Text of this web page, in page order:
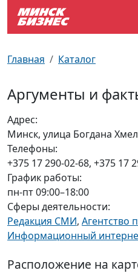
Главная Каталог
Аргументы и
Адрес:
Минск, улица Богдана
Телефоны:
+375 17 290-02-68, +375 17
График работы:
пн-пт 09:00–18:00
Сферы деятельности:
Редакция СМИ, Агентство
Информационный
Расположение на
Улицы Минска
Производственный
Документы для ЗАГСа
Пробки на дорогах
Самолеты